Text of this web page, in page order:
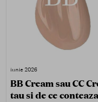
iunie 2026
BB Cream sau CC
tau si de ce